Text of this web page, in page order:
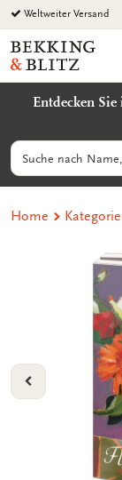
Zurück
zum
Inhalt
Weltweiter Versand
Bekking
&
Uitgevers
Entdecken
Suchen
Home
VORIGE